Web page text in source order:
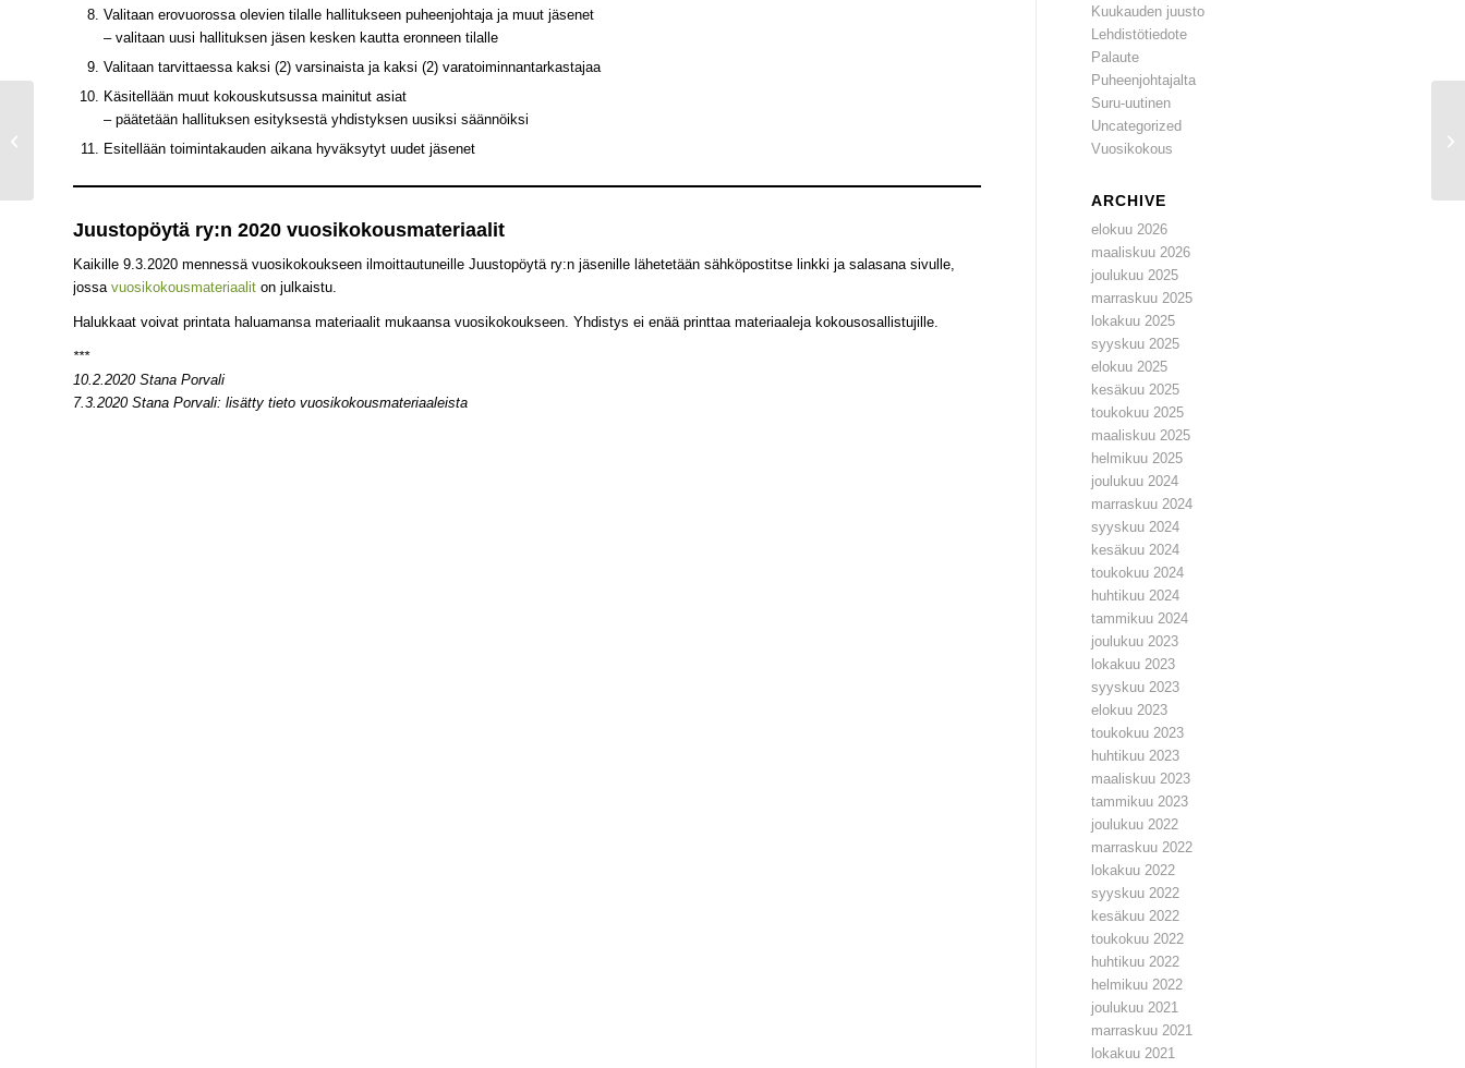
Valitaan erovuorossa olevien tilalle hallitukseen puheenjohtaja ja muut jäsenet
– valitaan uusi hallituksen jäsen kesken kautta eronneen tilalle
Valitaan tarvittaessa kaksi (2) varsinaista ja kaksi (2) varatoiminnantarkastajaa
Käsitellään muut kokouskutsussa mainitut asiat
– päätetään hallituksen esityksestä yhdistyksen uusiksi säännöiksi
Esitellään toimintakauden aikana hyväksytyt uudet jäsenet
Juustopöytä ry:n 2020 vuosikokousmateriaalit
Kaikille 9.3.2020 mennessä vuosikokoukseen ilmoittautuneille Juustopöytä ry:n jäsenille lähetetään sähköpostitse linkki ja salasana sivulle,
jossa vuosikokousmateriaalit on julkaistu.
Halukkaat voivat printata haluamansa materiaalit mukaansa vuosikokoukseen. Yhdistys ei enää printtaa materiaaleja kokousosallistujille.
***
10.2.2020 Stana Porvali
7.3.2020 Stana Porvali: lisätty tieto vuosikokousmateriaaleista
Kuukauden juusto
Lehdistötiedote
Palaute
Puheenjohtajalta
Suru-uutinen
Uncategorized
Vuosikokous
ARCHIVE
elokuu 2026
maaliskuu 2026
joulukuu 2025
marraskuu 2025
lokakuu 2025
syyskuu 2025
elokuu 2025
kesäkuu 2025
toukokuu 2025
maaliskuu 2025
helmikuu 2025
joulukuu 2024
marraskuu 2024
syyskuu 2024
kesäkuu 2024
toukokuu 2024
huhtikuu 2024
tammikuu 2024
joulukuu 2023
lokakuu 2023
syyskuu 2023
elokuu 2023
toukokuu 2023
huhtikuu 2023
maaliskuu 2023
tammikuu 2023
joulukuu 2022
marraskuu 2022
lokakuu 2022
syyskuu 2022
kesäkuu 2022
toukokuu 2022
huhtikuu 2022
helmikuu 2022
joulukuu 2021
marraskuu 2021
lokakuu 2021
Tule mukaan
Juustopöytään!